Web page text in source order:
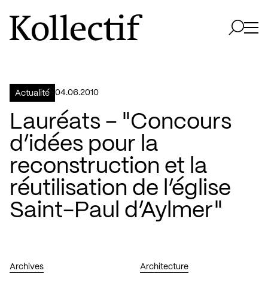
Aller à la page d'accueil
Logo Kollectif
Actualité 04.06.2010
Lauréats – "Concours
d’idées pour la
reconstruction et la
réutilisation de l’église
Saint-Paul d’Aylmer"
Archives Architecture